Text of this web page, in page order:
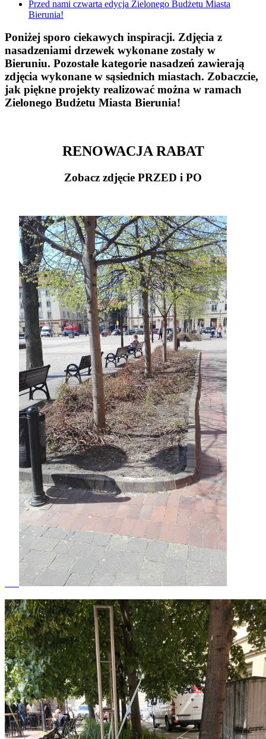
Przed nami czwarta edycja Zielonego Budżetu Miasta
Bierunia!
Poniżej sporo ciekawych inspiracji. Zdjęcia z
nasadzeniami drzewek wykonane zostały w
Bieruniu. Pozostałe kategorie nasadzeń zawierają
zdjęcia wykonane w sąsiednich miastach. Zobaczcie,
jak piękne projekty realizować można w ramach
Zielonego Budżetu Miasta Bierunia!
RENOWACJA RABAT
Zobacz zdjęcie PRZED i PO